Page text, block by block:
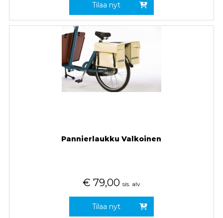
Tilaa nyt
Pannierlaukku Valkoinen
€ 79,00 sis. alv
Tilaa nyt